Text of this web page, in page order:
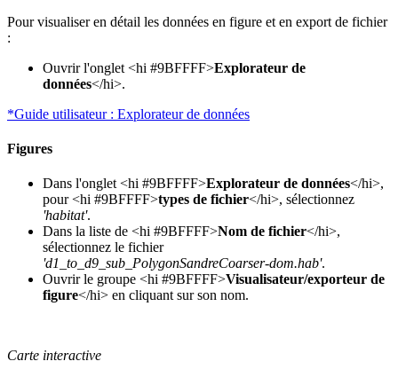
Pour visualiser en détail les données en figure et en export de fichier
:
Ouvrir l'onglet <hi #9BFFFF>Explorateur de
données</hi>.
*Guide utilisateur : Explorateur de données
Figures
Dans l'onglet <hi #9BFFFF>Explorateur de données</hi>,
pour <hi #9BFFFF>types de fichier</hi>, sélectionnez
'habitat'.
Dans la liste de <hi #9BFFFF>Nom de fichier</hi>,
sélectionnez le fichier
'd1_to_d9_sub_PolygonSandreCoarser-dom.hab'.
Ouvrir le groupe <hi #9BFFFF>Visualisateur/exporteur de
figure</hi> en cliquant sur son nom.
Carte interactive